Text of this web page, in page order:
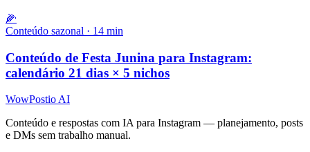
🌽
Conteúdo sazonal · 14 min
Conteúdo de Festa Junina para Instagram:
calendário 21 dias × 5 nichos
WowPostio AI
Conteúdo e respostas com IA para Instagram — planejamento, posts
e DMs sem trabalho manual.